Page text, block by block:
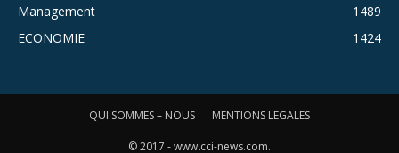
Management
1489
ECONOMIE
1424
QUI SOMMES – NOUS MENTIONS LEGALES
© 2017 - www.cci-news.com.